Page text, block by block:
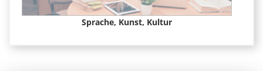
Sprache, Kunst, Kultur